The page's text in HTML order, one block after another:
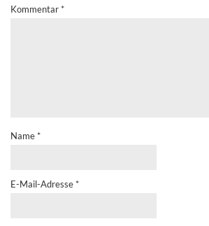
Kommentar *
Name *
E-Mail-Adresse *